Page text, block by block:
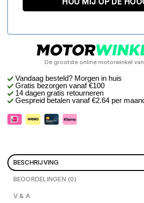
De grootste online motorwinkel
Vandaag besteld? Morgen in huis
Gratis bezorgen vanaf €100
14 dagen gratis retourneren
Gespreid betalen vanaf €2.64 per
BESCHRIJVING
BEOORDELINGEN (0)
V & A